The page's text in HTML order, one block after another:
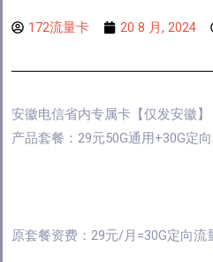
172流量卡 20 8 月, 2024
安徽电信省内专属卡【仅发安徽】
产品套餐：29元50G通用+30G定向
原套餐资费： 29元/月=30G定向流